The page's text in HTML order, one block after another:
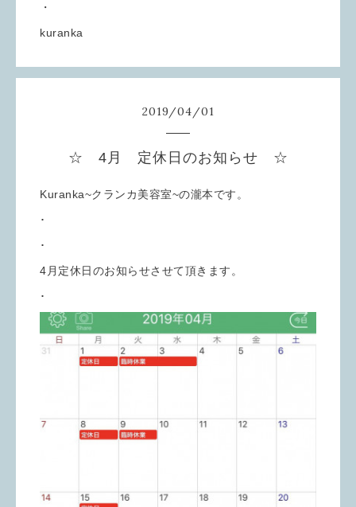
・
kuranka
2019/04/01
☆ 4月 定休日のお知らせ ☆
Kuranka~クランカ美容室~の瀧本です。
･
･
4月定休日のお知らせさせて頂きます。
･